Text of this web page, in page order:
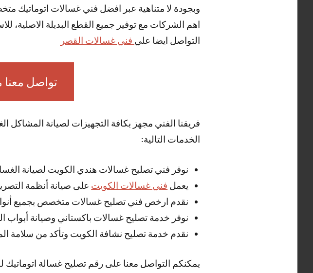
وبجودة لا متناهية عبر افضل فني غسالات اتوماتيك
اهم الشركات مع توفير جميع القطع البديلة الاصلية،
التواصل ايضا علي فني غسالات القصر
تواصل معنا
فريقنا الفني مجهز بكافة التجهيزات لصيانة المشاكل
الخدمات التالية:
نوفر فني تصليح غسالات هندي الكويت لصيانة
يعمل فني غسالات الكويت على صيانة أنظمة
نقدم ارخص فني تصليح غسالات متخصص بجميع
نوفر خدمة تصليح غسالات باكستاني وصيانة أبواب
نقدم خدمة تصليح نشافة الكويت وتأكد من سلامة
يمكنكم التواصل معنا على رقم تصليح غسالة اتوماتيك